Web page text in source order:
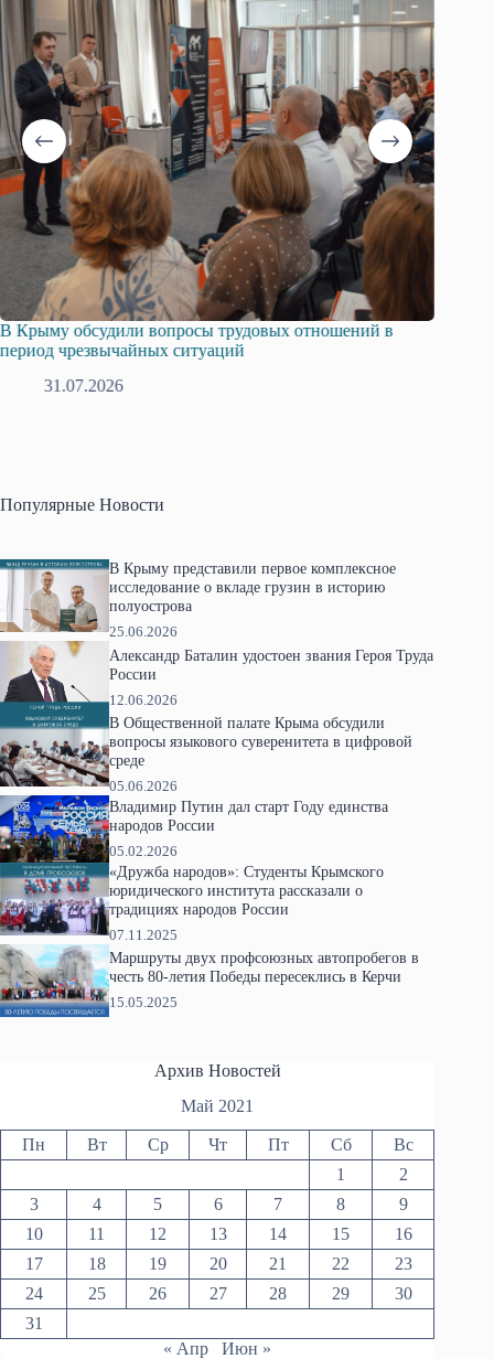
В Крыму обсудили вопросы трудовых отношений в
период чрезвычайных ситуаций
31.07.2026
Популярные Новости
В Крыму представили первое комплексное
исследование о вкладе грузин в историю
полуострова
25.06.2026
Александр Баталин удостоен звания Героя Труда
России
12.06.2026
В Общественной палате Крыма обсудили
вопросы языкового суверенитета в цифровой
среде
05.06.2026
Владимир Путин дал старт Году единства
народов России
05.02.2026
«Дружба народов»: Студенты Крымского
юридического института рассказали о
традициях народов России
07.11.2025
Маршруты двух профсоюзных автопробегов в
честь 80-летия Победы пересеклись в Керчи
15.05.2025
Архив Новостей
Май 2021
Пн Вт Ср Чт Пт Сб
Вс
1
2
3
4 5 6 7 8
9
10
11 12 13 14 15
16
17
18 19 20 21 22
23
24
25 26 27 28 29
30
31
« Апр
Июн »